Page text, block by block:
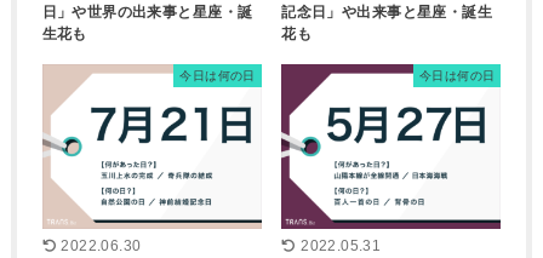
日」や世界の出来事と星座・誕
生花も
記念日」や出来事と星座・誕生
花も
今日は何の日
2022.06.30
今日は何の日
2022.05.31